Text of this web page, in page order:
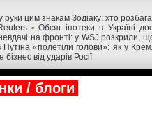
руки цим знакам Зодіаку: хто
• Обсяг іпотеки в Україні
на фронті: у WSJ розкрили,
Путіна «полетіли голови»: як у
від ударів Росії
/ блоги